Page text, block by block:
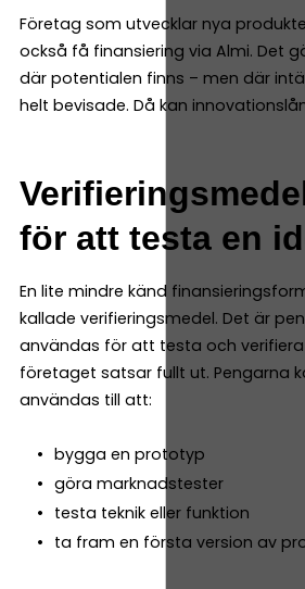
Företag som utvecklar nya
också få finansiering via Almi. Det
där potentialen finns – men där
helt bevisade. Då kan
för att testa en
En lite mindre känd
kallade verifieringsmedel. Det är
användas för att testa och
företaget satsar fullt ut. Pengarna
användas till att:
bygga en prototyp
göra marknadstester
testa teknik eller funktion
ta fram en första version av